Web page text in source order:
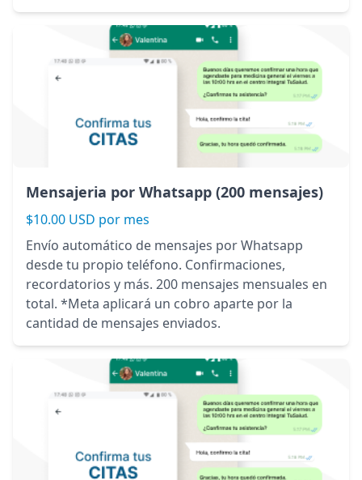
Mensajeria por Whatsapp (200 mensajes)
$10.00 USD por mes
Envío automático de mensajes por Whatsapp
desde tu propio teléfono. Confirmaciones,
recordatorios y más. 200 mensajes mensuales en
total. *Meta aplicará un cobro aparte por la
cantidad de mensajes enviados.